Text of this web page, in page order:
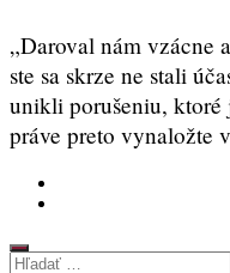
„Daroval nám vzácne
ste sa skrze ne stali
unikli porušeniu, ktoré
práve preto vynaložte
Hľadať: